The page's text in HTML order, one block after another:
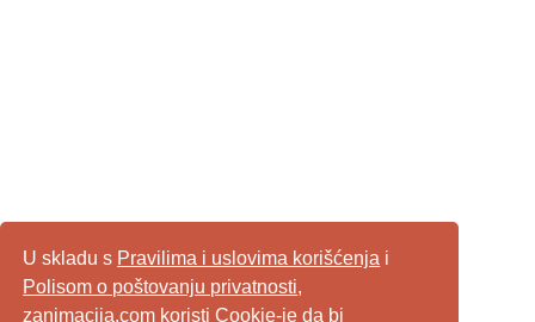
U skladu s Pravilima i uslovima korišćenja i
Polisom o poštovanju privatnosti,
zanimacija.com koristi Cookie-je da bi